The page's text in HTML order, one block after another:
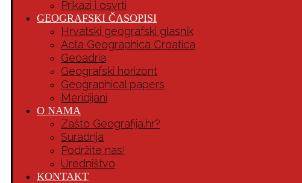
Prikazi i osvrti
GEOGRAFSKI ČASOPISI
Hrvatski geografski glasnik
Acta Geographica Croatica
Geoadria
Geografski horizont
Geographical papers
Meridijani
O NAMA
Zašto Geografija.hr?
Suradnja
Podržite nas!
Uredništvo
KONTAKT